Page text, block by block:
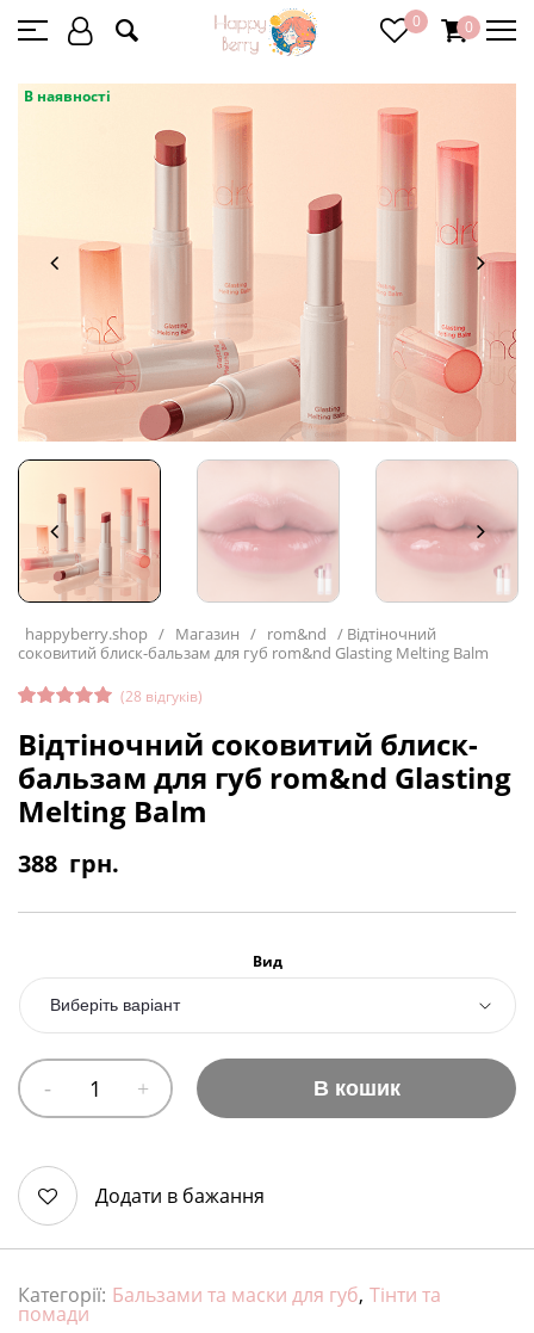
0 0
В наявності
happyberry.shop / Магазин / rom&nd / Відтіночний
соковитий блиск-бальзам для губ rom&nd Glasting Melting Balm
4.82з 5
на основі
опитуван
ня
покупців
(28 відгуків)
Відтіночний соковитий блиск-
бальзам для губ rom&nd Glasting
Melting Balm
388 грн.
Вид
В кошик
Додати в бажання
Категорії: Бальзами та маски для губ, Тінти та
помади